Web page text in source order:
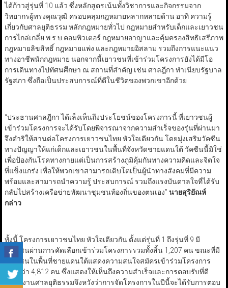
ได้ก้าวสู่รุ่นที่ 10 แล้ว ซึ่งหลักสูตรเน้นทั้งวิชาการและกิจกรรมจาก
วิทยากรผู้ทรงคุณวุฒิ ครอบคลุมกฎหมายหลากหลายด้าน อาทิ ความรู้
เกี่ยวกับศาลยุติธรรม หลักกฎหมายทั่วไป กฎหมายสำหรับเด็กและเยาวชน
การไกล่เกลี่ย พ.ร.บ.คอมพิวเตอร์ กฎหมายอาญาและคุ้มครองสิทธิเสรีภาพ
กฎหมายลิขสิทธิ์ กฎหมายแพ่ง และกฎหมายอิสลาม รวมถึงการแนะแนว
ทางอาชีพนักกฎหมาย นอกจากนี้เยาวชนที่เข้าร่วมโครงการยังได้มีโอ
การเดินทางไปทัศนศึกษา ณ สถานที่สำคัญ เช่น ศาลฎีกา ทำเนียบรัฐบาล
รัฐสภา ซึ่งถือเป็นประสบการณ์ที่ดีในชีวิตของพวกเขาอีกด้วย
“ประธานศาลฎีกา ได้เล็งเห็นถึงประโยชน์ของโครงการนี้ ที่เยาวชนผู้
เข้าร่วมโครงการจะได้รับโดยพิจารณาจากความสำเร็จของรุ่นที่ผ่านมา
จึงดำริให้สานต่อโครงการเยาวชนไทย หัวใจเดียวกัน โดยมุ่งเสริมวัคซีน
ทางปัญญาให้แก่เด็กและเยาวชนในพื้นที่จังหวัดชายแดนใต้ วัคซีนนี้มิใช่
เพื่อป้องกันโรคทางกายแต่เป็นการสร้างภูมิคุ้มกันทางความคิดและจิตใจ
ที่แข็งแกร่ง เพื่อให้พวกเขาสามารถเติบโตเป็นผู้นำทางสังคมที่มีความ
พร้อมและสามารถนำความรู้ ประสบการณ์ รวมถึงแรงบันดาลใจที่ได้รับ
กลับไปสร้างเครือข่ายพัฒนาชุมชนท้องถิ่นของตนเอง” นายสุริยัณห์
กล่าว
ทั้งนี้ โครงการเยาวชนไทย หัวใจเดียวกัน ตั้งแต่รุ่นที่ 1 ถึงรุ่นที่ 9 มี
เยาวชนผ่านการคัดเลือกเข้าร่วมโครงการรวมทั้งสิ้น 1,207 คน ขณะที่มี
เยาวชนในพื้นที่ชายแดนใต้แสดงความสนใจสมัครเข้าร่วมโครงการ
มากกว่า 4,812 คน ซึ่งแสดงให้เห็นถึงความสำเร็จและการตอบรับที่ดี
สำนักงานศาลยุติธรรมจึงหวังว่าการจัดโครงการในปีนี้จะได้รับการตอบ